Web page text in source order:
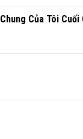
Của Tôi Cuối